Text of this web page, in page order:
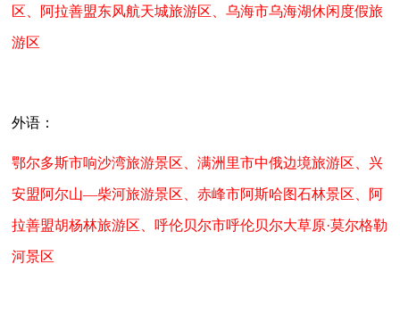
区、阿拉善盟东风航天城旅游区、乌海市乌海湖休闲度假旅
游区
外语：
鄂尔多斯市响沙湾旅游景区、满洲里市中俄边境旅游区、兴
安盟阿尔山—柴河旅游景区、赤峰市阿斯哈图石林景区、阿
拉善盟胡杨林旅游区、呼伦贝尔市呼伦贝尔大草原·莫尔格勒
河景区